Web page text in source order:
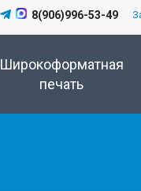
8(906)996-53-49
Широкоформатная
печать